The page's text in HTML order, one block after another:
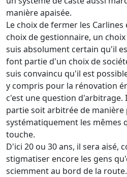
manière apaisée.
Le choix de fermer les
choix de gestionnaire, un choix
suis absolument certain qu'il
font partie d'un choix de
suis convaincu qu'il est
y compris pour la rénovation
c'est une question d'arbitrage.
partie soit arbitrée de manière
systématiquement les mêmes
touche.
D'ici 20 ou 30 ans, il sera aisé,
stigmatiser encore les gens
sciemment au bord de la route.